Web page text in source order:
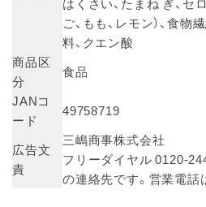
ご、もも、レモン）、食
料、クエン酸
商品区
分
食品
JANコ
ード
49758719
広告文
責
三嶋商事株式会社
フリーダイヤル 0120-
の連絡先です。営業電話